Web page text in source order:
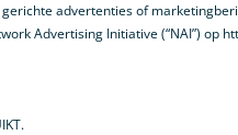
advertenties of
Advertising Initiative (“NAI”)